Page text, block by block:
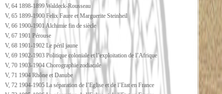
V, 64 1898-1899 Waldeck-Rousseau
V, 65 1899-1900 Felix Faure et Marguerite Steinheil
V, 66 1900-1901 Alchimie fin de siècle
V, 67 1901 Pérouse
V, 68 1901-1902 Le péril jaune
V, 69 1902-1903 Politique coloniale et l’exploitation de l’Afrique
V, 70 1903-1904 Chorographie zodiacale
V, 71 1904 Rhône et Danube
V, 72 1904-1905 La séparation de l’Eglise et de l’Etat en France